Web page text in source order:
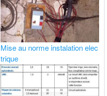
Mise au norme instalation elec
trique